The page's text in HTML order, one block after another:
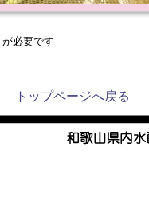
が必要です
トップページへ戻る